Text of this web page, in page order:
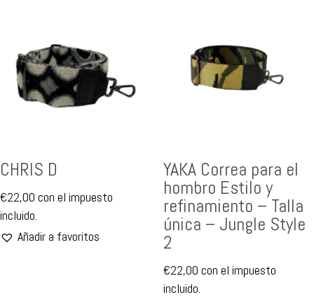
CHRIS D
€22,00 con el impuesto
incluido.
Añadir a favoritos
YAKA Correa para el
hombro Estilo y
refinamiento – Talla
única – Jungle Style
2
€22,00 con el impuesto
incluido.